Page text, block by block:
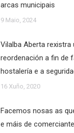
arcas municipais
9 Maio, 2024
Vilalba Aberta rexistra
reordenación a fin de
hostalería e a
16 Xuño, 2020
Facemos nosas as
e máis de